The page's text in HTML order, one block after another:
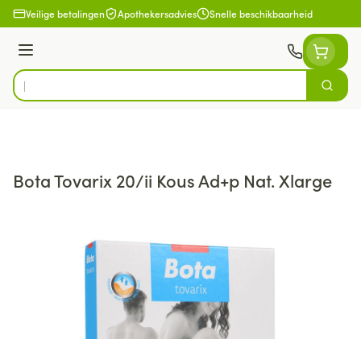
Ga naar de inhoud
Veilige betalingen Apothekersadvies Snelle beschikbaarheid
Menu
Product, merk, categorie...
Zoek
Bota Tovarix 20/ii Kous Ad+p Nat. Xlarge